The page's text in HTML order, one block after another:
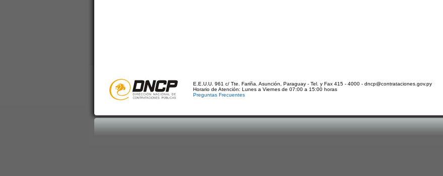
E.E.U.U. 961 c/ Tte. Fariña. Asunción, Paraguay - Tel. y Fax 415 - 4000 - dncp@contrataciones.gov.py
Horario de Atención: Lunes a Viernes de 07:00 a 15:00 horas
Preguntas Frecuentes